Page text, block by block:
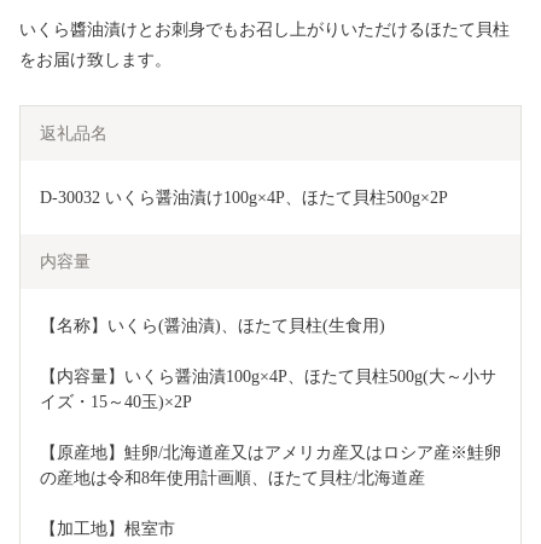
いくら醬油漬けとお刺身でもお召し上がりいただけるほたて貝柱
をお届け致します。
返礼品名
D-30032 いくら醤油漬け100g×4P、ほたて貝柱500g×2P
内容量
【名称】いくら(醤油漬)、ほたて貝柱(生食用)
【内容量】いくら醤油漬100g×4P、ほたて貝柱500g(大～小サ
イズ・15～40玉)×2P
【原産地】鮭卵/北海道産又はアメリカ産又はロシア産※鮭卵
の産地は令和8年使用計画順、ほたて貝柱/北海道産
【加工地】根室市